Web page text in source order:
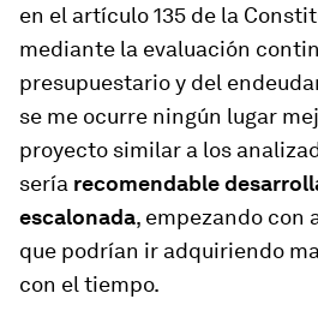
en el artículo 135 de la
mediante la evaluación
presupuestario y del
se me ocurre ningún lugar
proyecto similar a los
sería recomendable
escalonada, empezando con
que podrían ir adquiriendo
con el tiempo.